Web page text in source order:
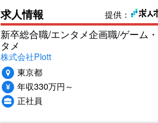
提供：
求人情報
新卒総合職/エンタメ企画職/ゲーム
タメ
株式会社Plott
東京都
年収330万円～
正社員